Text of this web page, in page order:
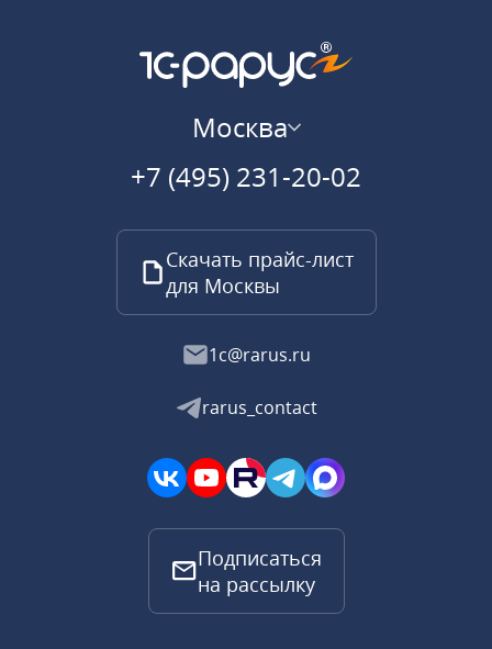
Москва
+7 (495) 231-20-02
Скачать прайс-лист
для Москвы
1c@rarus.ru
rarus_contact
Подписаться
на рассылку